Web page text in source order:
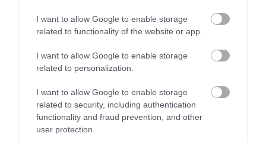
I want to allow Google to enable storage
related to functionality of the website or app.
I want to allow Google to enable storage
related to personalization.
I want to allow Google to enable storage
related to security, including authentication
functionality and fraud prevention, and other
user protection.
2019-re a magyar turisták száma az országban
meghaladja a 369 ezret, és 2023-ra elérte ugyanezt
a szintet. Sőt, Görögországot már a magyarok
második legnépszerűbb turisztikai célpontjaként
tartják nyilván Horvátország után (20%).
A Kelet-Macedónia és Trákia régió keddi budapesti
promóciós tevékenysége része egy szélesebb körű